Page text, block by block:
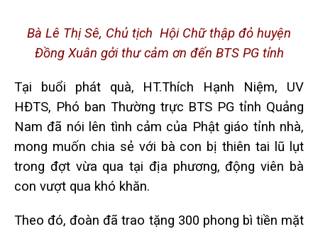
Bà Lê Thị Sê, Chủ tịch Hội Chữ thập đỏ huyện
Đồng Xuân gởi thư cảm ơn đến BTS PG tỉnh
Tại buổi phát quà, HT.Thích Hạnh Niệm, UV
HĐTS, Phó ban Thường trực BTS PG tỉnh Quảng
Nam đã nói lên tình cảm của Phật giáo tỉnh nhà,
mong muốn chia sẻ với bà con bị thiên tai lũ lụt
trong đợt vừa qua tại địa phương, động viên bà
con vượt qua khó khăn.
Theo đó, đoàn đã trao tặng 300 phong bì tiền mặt